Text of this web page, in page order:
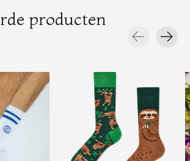
producten